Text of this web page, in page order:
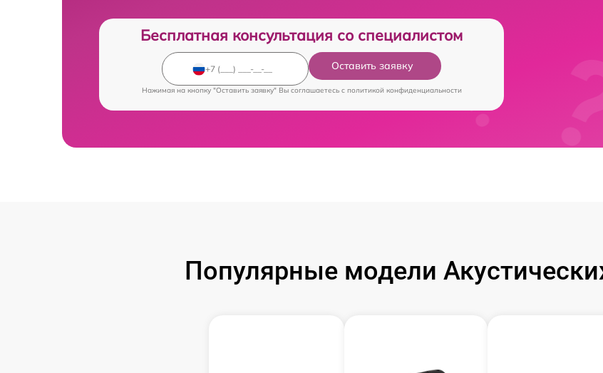
Бесплатная консультация со специалистом
Оставить заявку
Нажимая на кнопку "Оставить заявку" Вы соглашаетесь c политикой конфиденциальности
Популярные модели